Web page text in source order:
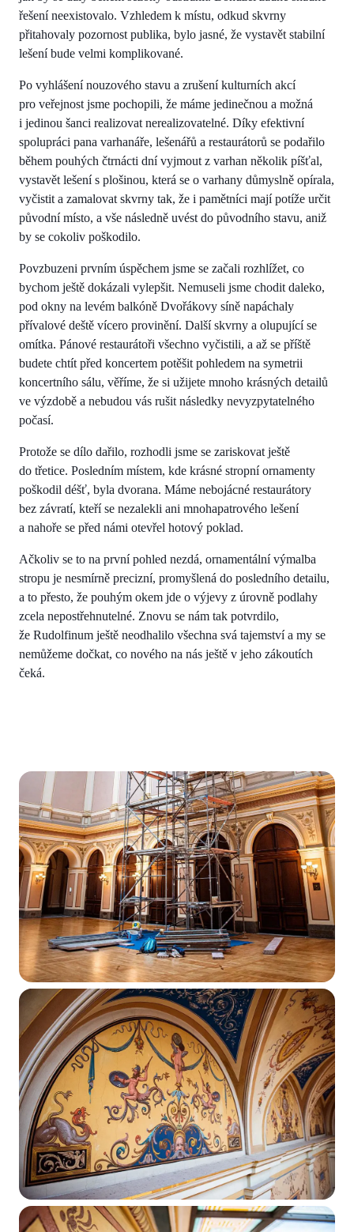
řešení neexistovalo. Vzhledem k místu, odkud skvrny
přitahovaly pozornost publika, bylo jasné, že vystavět stabilní
lešení bude velmi komplikované.
Po vyhlášení nouzového stavu a zrušení kulturních akcí
pro veřejnost jsme pochopili, že máme jedinečnou a možná
i jedinou šanci realizovat nerealizovatelné. Díky efektivní
spolupráci pana varhanáře, lešenářů a restaurátorů se podařilo
během pouhých čtrnácti dní vyjmout z varhan několik píšťal,
vystavět lešení s plošinou, která se o varhany důmyslně opírala,
vyčistit a zamalovat skvrny tak, že i pamětníci mají potíže určit
původní místo, a vše následně uvést do původního stavu, aniž
by se cokoliv poškodilo.
Povzbuzeni prvním úspěchem jsme se začali rozhlížet, co
bychom ještě dokázali vylepšit. Nemuseli jsme chodit daleko,
pod okny na levém balkóně Dvořákovy síně napáchaly
přívalové deště vícero provinění. Další skvrny a olupující se
omítka. Pánové restaurátoři všechno vyčistili, a až se příště
budete chtít před koncertem potěšit pohledem na symetrii
koncertního sálu, věříme, že si užijete mnoho krásných detailů
ve výzdobě a nebudou vás rušit následky nevyzpytatelného
počasí.
Protože se dílo dařilo, rozhodli jsme se zariskovat ještě
do třetice. Posledním místem, kde krásné stropní ornamenty
poškodil déšť, byla dvorana. Máme nebojácné restaurátory
bez závratí, kteří se nezalekli ani mnohapatrového lešení
a nahoře se před námi otevřel hotový poklad.
Ačkoliv se to na první pohled nezdá, ornamentální výmalba
stropu je nesmírně precizní, promyšlená do posledního detailu,
a to přesto, že pouhým okem jde o výjevy z úrovně podlahy
zcela nepostřehnutelné. Znovu se nám tak potvrdilo,
že Rudolfinum ještě neodhalilo všechna svá tajemství a my se
nemůžeme dočkat, co nového na nás ještě v jeho zákoutích
čeká.